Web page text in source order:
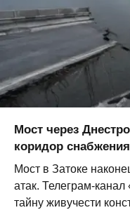
Мост через
коридор
Мост в Затоке
атак. Телеграм-
тайну живучести